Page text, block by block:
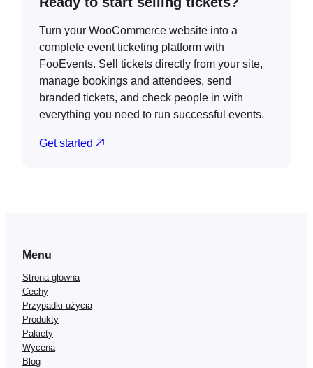
Turn your WooCommerce website into a
complete event ticketing platform with
FooEvents. Sell tickets directly from your site,
manage bookings and attendees, send
branded tickets, and check people in with
everything you need to run successful events.
Get started
Menu
Strona główna
Cechy
Przypadki użycia
Produkty
Pakiety
Wycena
Blog